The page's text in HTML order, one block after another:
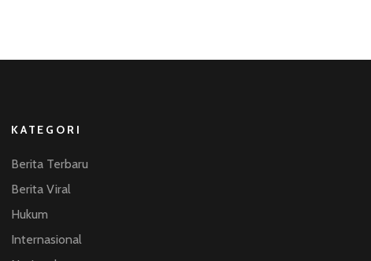
KATEGORI
Berita Terbaru
Berita Viral
Hukum
Internasional